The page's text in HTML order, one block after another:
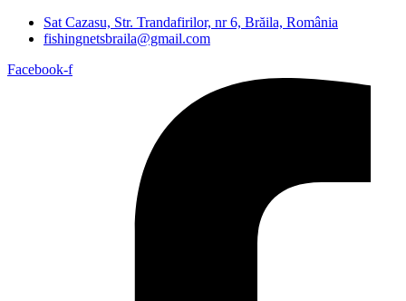
Sat Cazasu, Str. Trandafirilor, nr 6, Brăila, România
fishingnetsbraila@gmail.com
Facebook-f